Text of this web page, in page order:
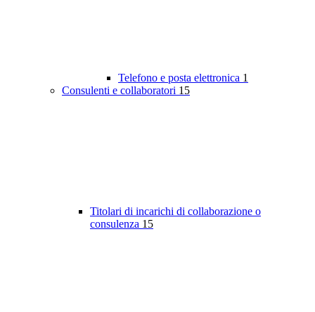
Telefono e posta elettronica 1
Consulenti e collaboratori 15
Titolari di incarichi di collaborazione o
consulenza 15